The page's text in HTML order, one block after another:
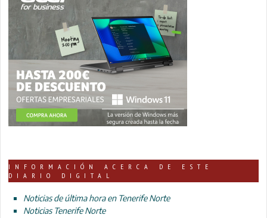
INFORMACIÓN ACERCA DE ESTE
DIARIO DIGITAL
Noticias de última hora en Tenerife Norte
Noticias Tenerife Norte